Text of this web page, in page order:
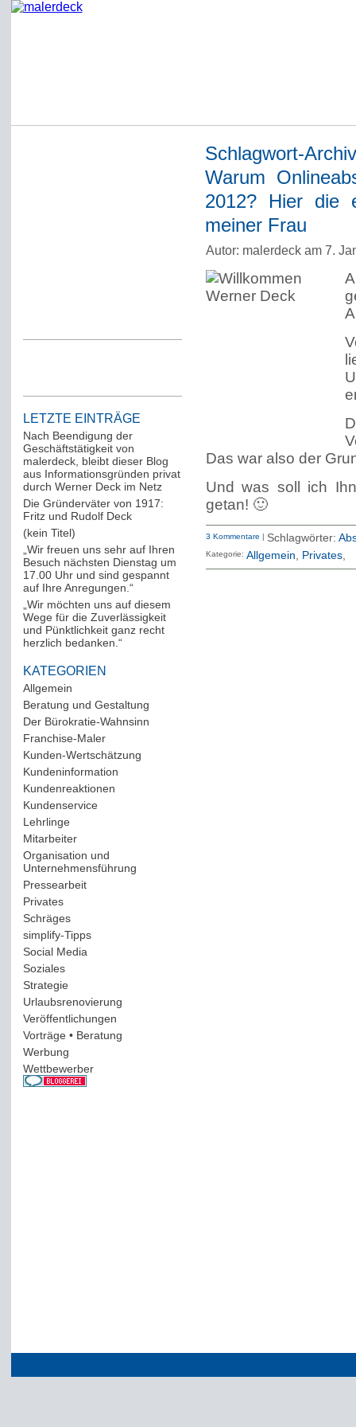
LETZTE EINTRÄGE
Nach Beendigung der
Geschäftstätigkeit von
malerdeck, bleibt dieser Blog
aus Informationsgründen privat
durch Werner Deck im Netz
Die Gründerväter von 1917:
Fritz und Rudolf Deck
(kein Titel)
„Wir freuen uns sehr auf Ihren
Besuch nächsten Dienstag um
17.00 Uhr und sind gespannt
auf Ihre Anregungen.“
„Wir möchten uns auf diesem
Wege für die Zuverlässigkeit
und Pünktlichkeit ganz recht
herzlich bedanken.“
KATEGORIEN
Allgemein
Beratung und Gestaltung
Der Bürokratie-Wahnsinn
Franchise-Maler(42)
Kunden-Wertschätzung
Kundeninformation
Kundenreaktionen
Kundenservice(178)
Lehrlinge(54)
Mitarbeiter(163)
Organisation und
Unternehmensführung
Pressearbeit(12)
Privates(193)
Schräges(161)
simplify-Tipps(123)
Social Media
Soziales(37)
Strategie(220)
Urlaubsrenovierung
Veröffentlichungen
Vorträge • Beratung
Werbung
Wettbewerber(61)
Schlagwort-
Warum
2012? Hier die
meiner Frau
Autor: malerdeck am 7.
Das war also der
Und was soll ich
getan! 🙂
3 Kommentare | Schlagwörter:
Kategorie: Allgemein Privates